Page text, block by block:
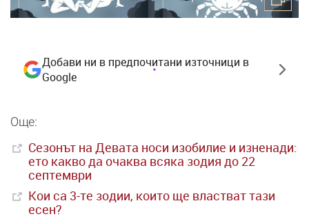
Добави ни в предпочитани източници в
Google
Още:
Сезонът на Девата носи изобилие и изненади:
ето какво да очаква всяка зодия до 22
септември
Кои са 3-те зодии, които ще властват тази
есен?